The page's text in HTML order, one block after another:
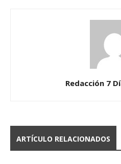
Redacción 7
ARTÍCULO RELACIONADOS